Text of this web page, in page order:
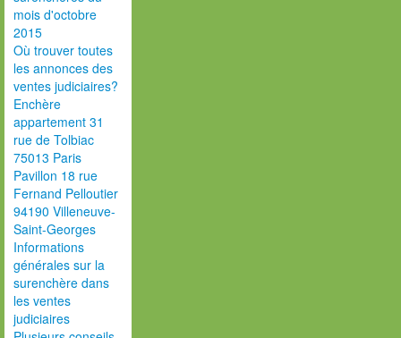
mois d'octobre
2015
Où trouver toutes
les annonces des
ventes judiciaires?
Enchère
appartement 31
rue de Tolbiac
75013 Paris
Pavillon 18 rue
Fernand Pelloutier
94190 Villeneuve-
Saint-Georges
Informations
générales sur la
surenchère dans
les ventes
judiciaires